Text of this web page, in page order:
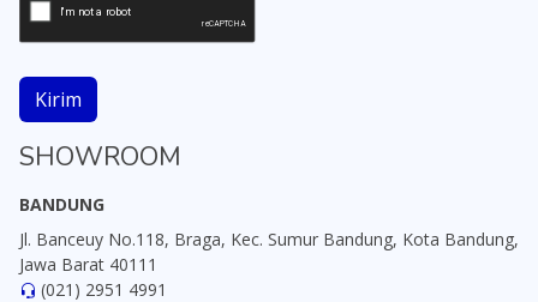
Kirim
SHOWROOM
BANDUNG
Jl. Banceuy No.118, Braga, Kec. Sumur Bandung, Kota Bandung,
Jawa Barat 40111
(021) 2951 4991